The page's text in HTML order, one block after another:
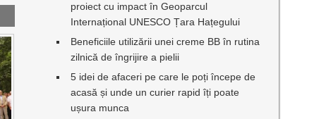
proiect cu impact în Geoparcul
Internațional UNESCO Țara Hațegului
Beneficiile utilizării unei creme BB în rutina
zilnică de îngrijire a pielii
5 idei de afaceri pe care le poți începe de
acasă și unde un curier rapid îți poate
ușura munca